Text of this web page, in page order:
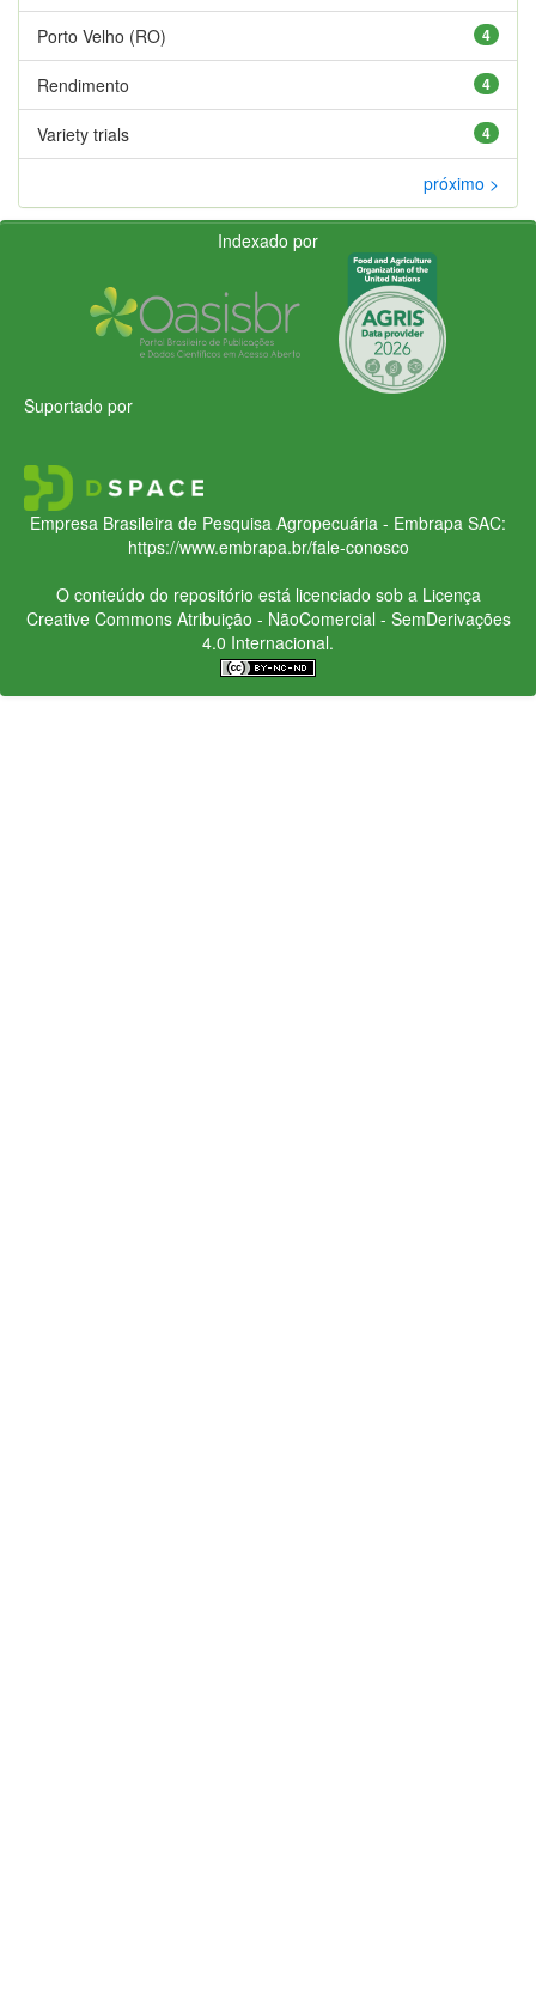
4
Porto Velho (RO)
4
Rendimento
4
Variety trials
próximo >
Indexado por
Suportado por
Empresa Brasileira de Pesquisa Agropecuária - Embrapa SAC:
https://www.embrapa.br/fale-conosco
O conteúdo do repositório está licenciado sob a Licença
Creative CommonsAtribuição - NãoComercial - SemDerivações
4.0 Internacional.